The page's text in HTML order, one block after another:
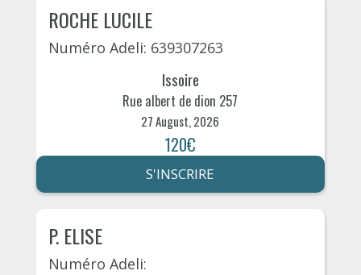
ROCHE LUCILE
Numéro Adeli: 639307263
Issoire
Rue albert de dion 257
27 August, 2026
120€
S'INSCRIRE
P. ELISE
Numéro Adeli: